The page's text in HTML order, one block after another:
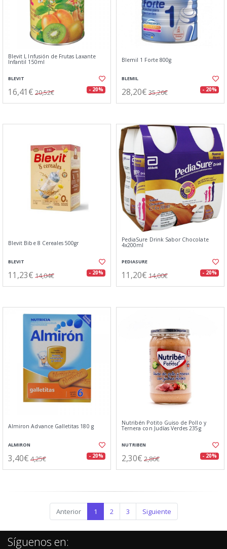
Blevit L Infusión de Frutas Laxante
Infantil 150ml
BLEVIT
16,41€ 20,52€ - 20%
Blemil 1 Forte 800g
BLEMIL
28,20€ 35,26€ - 20%
Blevit Bibe 8 Cereales 500gr
BLEVIT
11,23€ 14,04€ - 20%
PediaSure Drink Sabor Chocolate
4x200ml
PEDIASURE
11,20€ 14,00€ - 20%
Almiron Advance Galletitas 180 g
ALMIRON
3,40€ 4,25€ - 20%
Nutribén Potito Guiso de Pollo y
Ternera con Judías Verdes 235g
NUTRIBEN
2,30€ 2,86€ - 20%
Anterior 1 2 3 Siguiente
Síguenos en: